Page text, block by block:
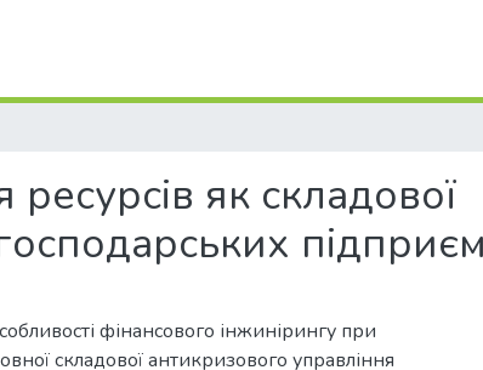
як складової
фінансового інжинірингу при
складової антикризового управління